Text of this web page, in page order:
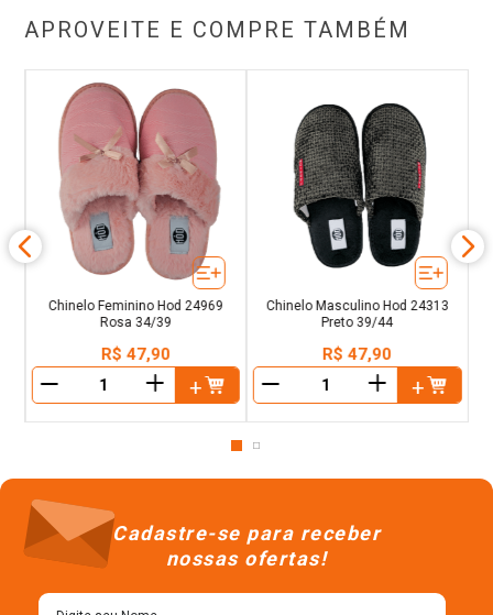
APROVEITE E COMPRE TAMBÉM
Chinelo Feminino Hod 24969
Rosa 34/39
R$ 47,90
＋
Chinelo Masculino Hod 24313
Preto 39/44
R$ 47,90
＋
Cadastre-se para receber
nossas ofertas!